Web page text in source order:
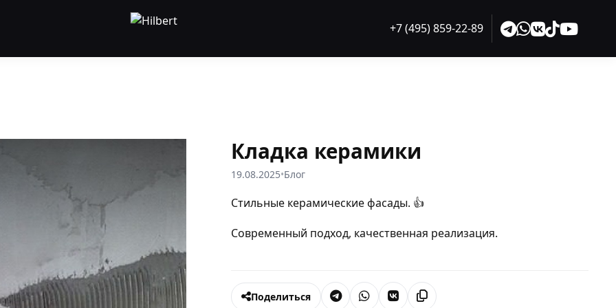
+7 (495) 859-22-89
Кладка керамики
19.08.2025•Блог
Стильные керамические фасады. 👍
Современный подход, качественная реализация.
Поделиться